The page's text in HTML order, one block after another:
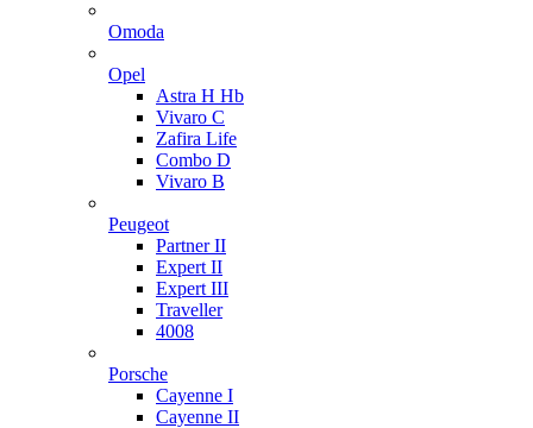
Omoda
Opel
Astra H Hb
Vivaro C
Zafira Life
Combo D
Vivaro B
Peugeot
Partner II
Expert II
Expert III
Traveller
4008
Porsche
Cayenne I
Cayenne II